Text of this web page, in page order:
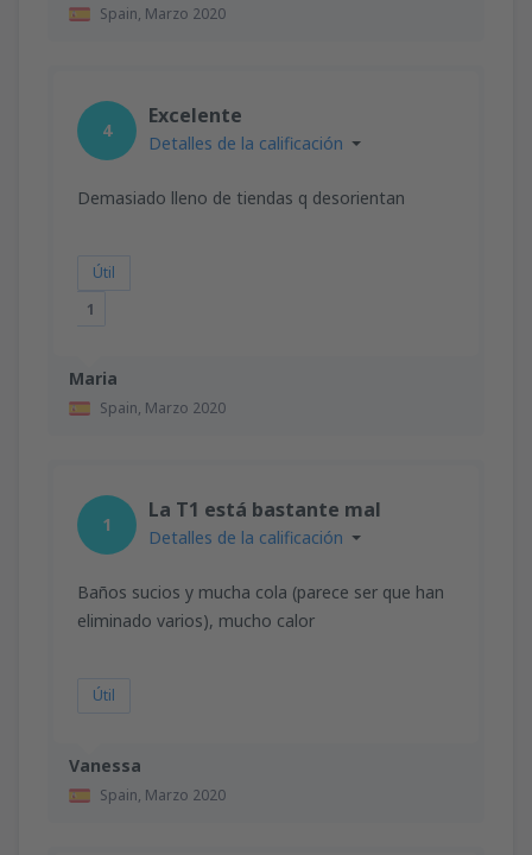
Spain, Marzo 2020
Maria
Spain, Marzo 2020
4
Excelente
Detalles de la calificación
Demasiado lleno de tiendas q desorientan
Útil
1
Vanessa
Spain, Marzo 2020
1
La T1 está bastante mal
Detalles de la calificación
Baños sucios y mucha cola (parece ser que han
eliminado varios), mucho calor
Útil